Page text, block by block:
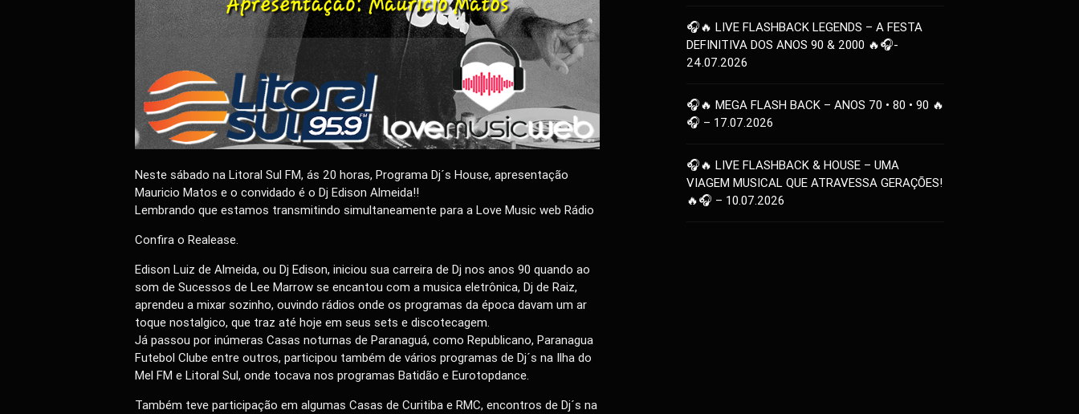
Neste sábado na Litoral Sul FM, ás 20 horas, Programa Dj´s House, apresentação
Mauricio Matos e o convidado é o Dj Edison Almeida!!
Lembrando que estamos transmitindo simultaneamente para a Love Music web Rádio
Confira o Realease.
Edison Luiz de Almeida, ou Dj Edison, iniciou sua carreira de Dj nos anos 90 quando ao
som de Sucessos de Lee Marrow se encantou com a musica eletrônica, Dj de Raiz,
aprendeu a mixar sozinho, ouvindo rádios onde os programas da época davam um ar
toque nostalgico, que traz até hoje em seus sets e discotecagem.
Já passou por inúmeras Casas noturnas de Paranaguá, como Republicano, Paranagua
Futebol Clube entre outros, participou também de vários programas de Dj´s na Ilha do
Mel FM e Litoral Sul, onde tocava nos programas Batidão e Eurotopdance.
Também teve participação em algumas Casas de Curitiba e RMC, encontros de Dj´s na
🎧🔥 LIVE FLASHBACK LEGENDS – A FESTA
DEFINITIVA DOS ANOS 90 & 2000 🔥🎧-
24.07.2026
🎧🔥 MEGA FLASH BACK – ANOS 70 • 80 • 90 🔥
🎧 – 17.07.2026
🎧🔥 LIVE FLASHBACK & HOUSE – UMA
VIAGEM MUSICAL QUE ATRAVESSA GERAÇÕES!
🔥🎧 – 10.07.2026